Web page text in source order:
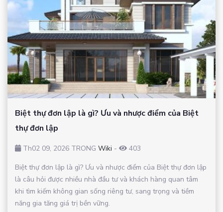
Biệt thự đơn lập là gì? Ưu và nhược điểm của Biệt
thự đơn lập
Th02 09, 2026 TRONG Wiki -
403
Biệt thự đơn lập là gì? Ưu và nhược điểm của Biệt thự đơn lập
là câu hỏi được nhiều nhà đầu tư và khách hàng quan tâm
khi tìm kiếm không gian sống riêng tư, sang trọng và tiềm
năng gia tăng giá trị bền vững.